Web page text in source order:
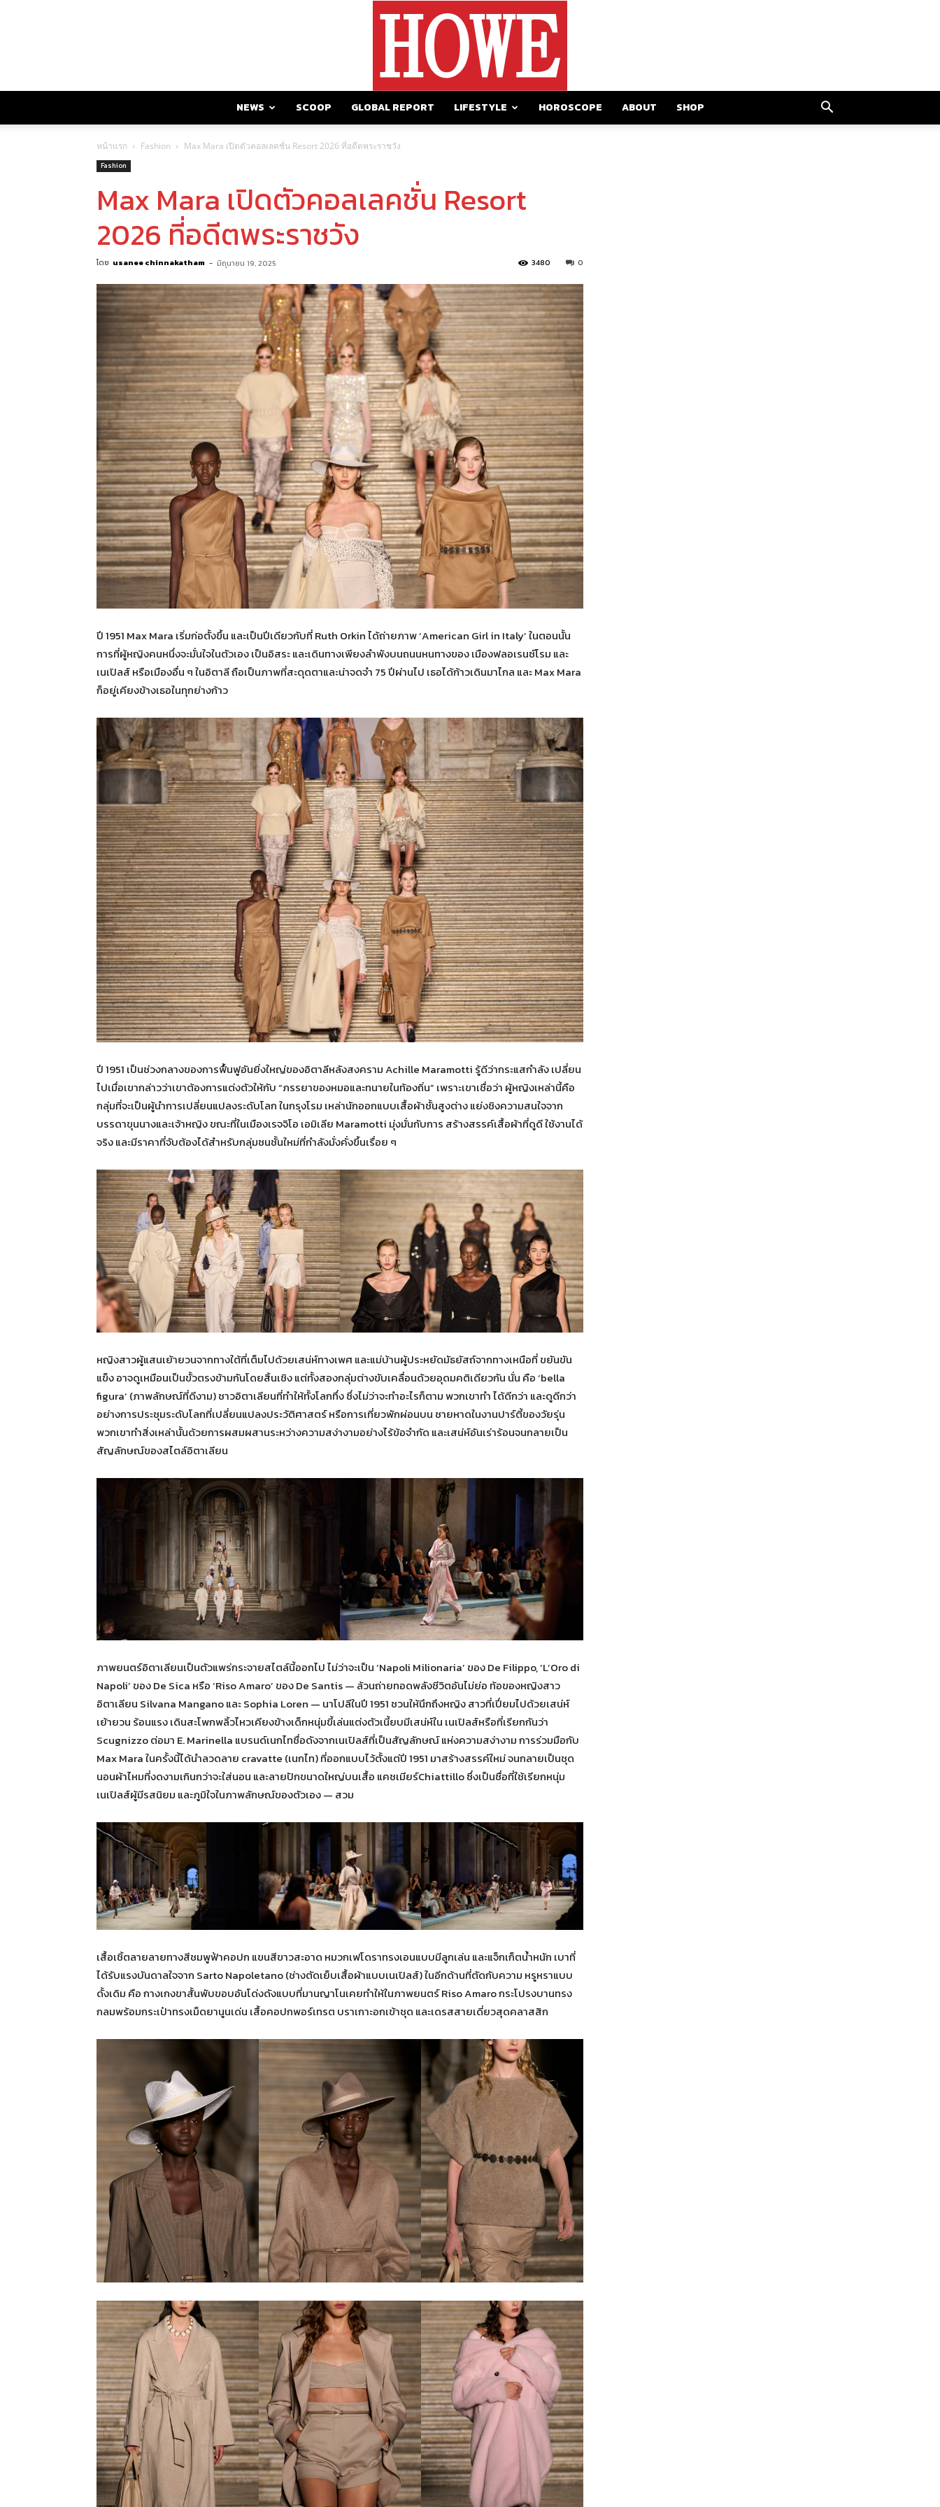
NEWS SCOOP GLOBAL REPORT LIFESTYLE HOROSCOPE ABOUT SHOP
หน้าแรก Fashion Max Mara เปิดตัวคอลเลคชั่น Resort 2026 ที่อดีตพระราชวัง
Fashion
Max Mara เปิดตัวคอลเลคชั่น Resort
2026 ที่อดีตพระราชวัง
โดย usanee chinnakatham - มิถุนายน 19, 2025 0
3480
ปี 1951 Max Mara เริ่มก่อตั้งขึ้น และเป็นปีเดียวกับที่ Ruth Orkin ได้ถ่ายภาพ ‘American Girl in Italy’ ในตอนนั้น
การที่ผู้หญิงคนหนึ่งจะมั่นใจในตัวเอง เป็นอิสระ และเดินทางเพียงลำพังบนถนนหนทางของ เมืองฟลอเรนซ์โรม และ
เนเปิลส์ หรือเมืองอื่น ๆ ในอิตาลี ถือเป็นภาพที่สะดุดตาและน่าจดจำ 75 ปีผ่านไป เธอได้ก้าวเดินมาไกล และ Max Mara
ก็อยู่เคียงข้างเธอในทุกย่างก้าว
ปี 1951 เป็นช่วงกลางของการฟื้นฟูอันยิ่งใหญ่ของอิตาลีหลังสงคราม Achille Maramotti รู้ดีว่ากระแสกำลัง เปลี่ยน
ไปเมื่อเขากล่าวว่าเขาต้องการแต่งตัวให้กับ “ภรรยาของหมอและทนายในท้องถิ่น” เพราะเขาเชื่อว่า ผู้หญิงเหล่านี้คือ
กลุ่มที่จะเป็นผู้นำการเปลี่ยนแปลงระดับโลก ในกรุงโรม เหล่านักออกแบบเสื้อผ้าชั้นสูงต่าง แย่งชิงความสนใจจาก
บรรดาขุนนางและเจ้าหญิง ขณะที่ในเมืองเรจจิโอ เอมิเลีย Maramotti มุ่งมั่นกับการ สร้างสรรค์เสื้อผ้าที่ดูดี ใช้งานได้
จริง และมีราคาที่จับต้องได้สำหรับกลุ่มชนชั้นใหม่ที่กำลังมั่งคั่งขึ้นเรื่อย ๆ
หญิงสาวผู้แสนเย้ายวนจากทางใต้ที่เต็มไปด้วยเสน่ห์ทางเพศ และแม่บ้านผู้ประหยัดมัธยัสถ์จากทางเหนือที่ ขยันขัน
แข็ง อาจดูเหมือนเป็นขั้วตรงข้ามกันโดยสิ้นเชิง แต่ทั้งสองกลุ่มต่างขับเคลื่อนด้วยอุดมคติเดียวกัน นั่น คือ ‘bella
figura’ (ภาพลักษณ์ที่ดีงาม) ชาวอิตาเลียนที่ทำให้ทั้งโลกทึ่ง ซึ่งไม่ว่าจะทำอะไรก็ตาม พวกเขาทำ ได้ดีกว่า และดูดีกว่า
อย่างการประชุมระดับโลกที่เปลี่ยนแปลงประวัติศาสตร์ หรือการเที่ยวพักผ่อนบน ชายหาดในงานปาร์ตี้ของวัยรุ่น
พวกเขาทำสิ่งเหล่านั้นด้วยการผสมผสานระหว่างความสง่างามอย่างไร้ข้อจำกัด และเสน่ห์อันเร่าร้อนจนกลายเป็น
สัญลักษณ์ของสไตล์อิตาเลียน
ภาพยนตร์อิตาเลียนเป็นตัวแพร่กระจายสไตล์นี้ออกไป ไม่ว่าจะเป็น ‘Napoli Milionaria’ ของ De Filippo, ‘L’Oro di
Napoli’ ของ De Sica หรือ ‘Riso Amaro’ ของ De Santis — ล้วนถ่ายทอดพลังชีวิตอันไม่ย่อ ท้อของหญิงสาว
อิตาเลียน Silvana Mangano และ Sophia Loren — นาโปลีในปี 1951 ชวนให้นึกถึงหญิง สาวที่เปี่ยมไปด้วยเสน่ห์
เย้ายวน ร้อนแรง เดินสะโพกพลิ้วไหวเคียงข้างเด็กหนุ่มขี้เล่นแต่งตัวเนี้ยบมีเสน่ห์ใน เนเปิลส์หรือที่เรียกกันว่า
Scugnizzo ต่อมา E. Marinella แบรนด์เนกไทชื่อดังจากเนเปิลส์ที่เป็นสัญลักษณ์ แห่งความสง่างาม การร่วมมือกับ
Max Mara ในครั้งนี้ได้นำลวดลาย cravatte (เนกไท) ที่ออกแบบไว้ตั้งแต่ปี 1951 มาสร้างสรรค์ใหม่ จนกลายเป็นชุด
นอนผ้าไหมที่งดงามเกินกว่าจะใส่นอน และลายปักขนาดใหญ่บนเสื้อ แคชเมียร์Chiattillo ซึ่งเป็นชื่อที่ใช้เรียกหนุ่ม
เนเปิลส์ผู้มีรสนิยม และภูมิใจในภาพลักษณ์ของตัวเอง — สวม
เสื้อเชิ้ตลายลายทางสีชมพูฟ้าคอปก แขนสีขาวสะอาด หมวกเฟโดราทรงเอนแบบมีลูกเล่น และแจ็กเก็ตน้ำหนัก เบาที่
ได้รับแรงบันดาลใจจาก Sarto Napoletano (ช่างตัดเย็บเสื้อผ้าแบบเนเปิลส์) ในอีกด้านที่ตัดกับความ หรูหราแบบ
ดั้งเดิม คือ กางเกงขาสั้นพับขอบอันโด่งดังแบบที่มานญาโนเคยทำให้ในภาพยนตร์ Riso Amaro กระโปรงบานทรง
กลมพร้อมกระเป๋าทรงเม็ดยานูนเด่น เสื้อคอปกพอร์เทรต บราเกาะอกเข้าชุด และเดรสสายเดี่ยวสุดคลาสสิก